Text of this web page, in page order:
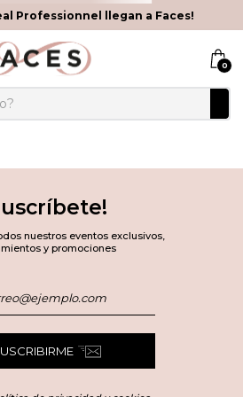
Professionnel llegan a Faces!
0
nuestros eventos exclusivos,
y promociones